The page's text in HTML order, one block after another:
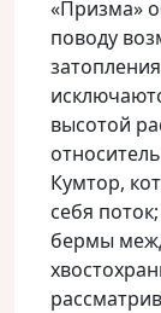
«Призма»
поводу
высотой
Кумтор,
себя
бермы